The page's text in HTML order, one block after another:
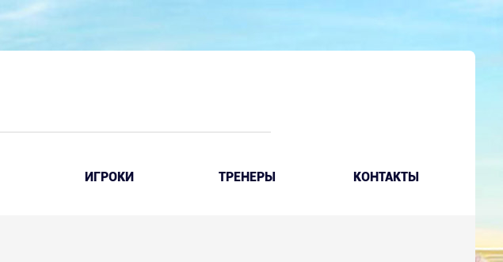
ИГРОКИ ТРЕНЕРЫ КОНТАКТЫ